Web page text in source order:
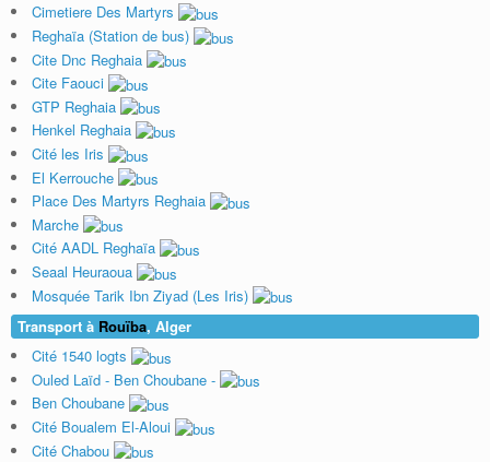
Cimetiere Des Martyrs
Reghaïa (Station de bus)
Cite Dnc Reghaia
Cite Faouci
GTP Reghaia
Henkel Reghaia
Cité les Iris
El Kerrouche
Place Des Martyrs Reghaia
Marche
Cité AADL Reghaïa
Seaal Heuraoua
Mosquée Tarik Ibn Ziyad (Les Iris)
Transport à Rouïba, Alger
Cité 1540 logts
Ouled Laïd - Ben Choubane -
Ben Choubane
Cité Boualem El-Aloui
Cité Chabou